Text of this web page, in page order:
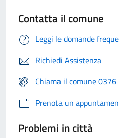
Contatta il comune
Leggi le domande
Richiedi Assistenza
Chiama il comune
Prenota un
Problemi in città